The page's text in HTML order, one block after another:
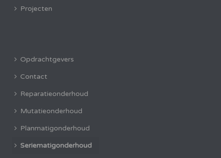
Projecten
Opdrachtgevers
Contact
Reparatieonderhoud
Mutatieonderhoud
Planmatigonderhoud
Seriematigonderhoud